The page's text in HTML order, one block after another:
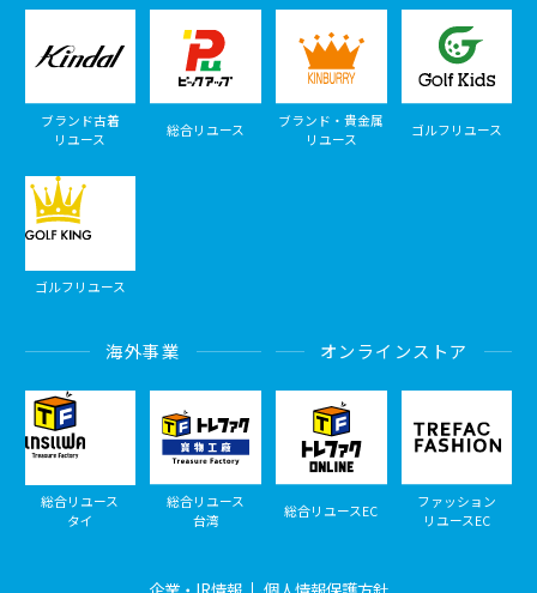
ブランド古着
リユース
総合リユース
ブランド・貴金属
リユース
ゴルフリユース
ゴルフリユース
海外事業
総合リユース
タイ
総合リユース
台湾
オンラインストア
総合リユースEC
ファッション
リユースEC